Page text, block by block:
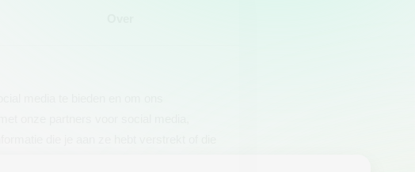
die je aan ze hebt verstrekt of die